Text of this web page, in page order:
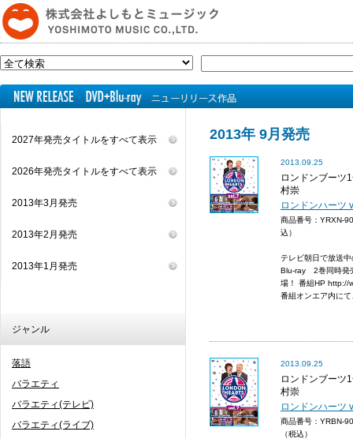
2027年発売タイトルをすべて表示
2026年発売タイトルをすべて表示
2013年3月発売
2013年2月発売
2013年1月発売
ジャンル
落語
バラエティ
バラエティ(テレビ)
バラエティ(ライブ)
2013年 9月発売
2013.09.25
ロンドンブーツ
村崇
ロンドンハーツ
商品番号：YRXN-
込）
テレビ朝日で放送
Blu-ray 2巻同時発
場！ 番組HP http://
番組オンエア内に
2013.09.25
ロンドンブーツ
村崇
ロンドンハーツ
商品番号：YRBN-
（税込）